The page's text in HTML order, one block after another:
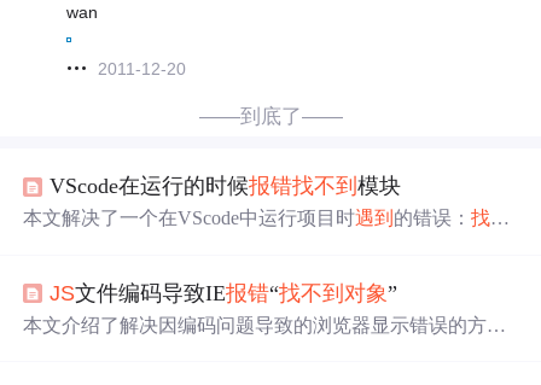
wan
2011-12-20
——到底了——
VScode在运行的时候报错找不到模块
本文解决了一个在VScode中运行项目时遇到 的错误：找不
JS文件编码导致IE报错“找不到 对象”
本文介绍了解决因编码问题导致的浏览器显示错误的方